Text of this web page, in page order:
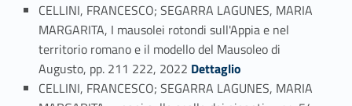
CELLINI, FRANCESCO; SEGARRA LAGUNES, MARIA
MARGARITA, I mausolei rotondi sull'Appia e nel
territorio romano e il modello del Mausoleo di
Augusto, pp. 211 222, 2022 Link identifier #identifier_person_61121-43
Dettaglio
CELLINI, FRANCESCO; SEGARRA LAGUNES, MARIA